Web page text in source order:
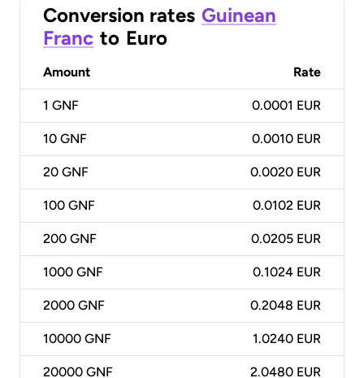
Conversion rates Guinean
Franc to Euro
Amount Rate
1 GNF 0.0001 EUR
10 GNF 0.0010 EUR
20 GNF 0.0020 EUR
100 GNF 0.0102 EUR
200 GNF 0.0205 EUR
1000 GNF 0.1024 EUR
2000 GNF 0.2048 EUR
10000 GNF 1.0240 EUR
20000 GNF 2.0480 EUR